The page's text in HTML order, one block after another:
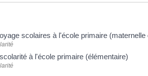
scolaires à l'école primaire (maternelle
à l'école primaire (élémentaire)